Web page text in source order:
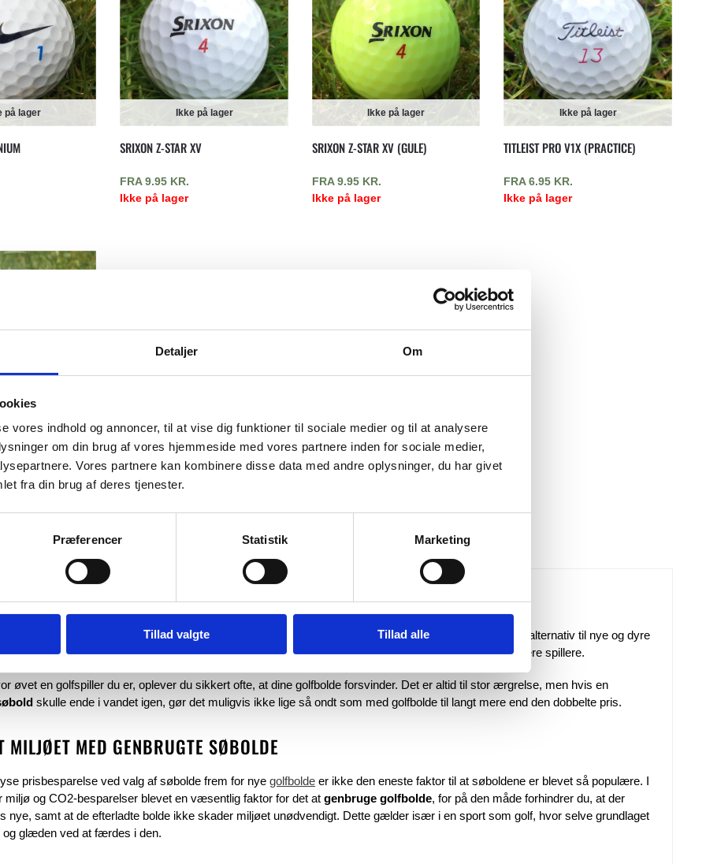
Detaljer Om
vores indhold og annoncer, til at vise dig funktioner til sociale medier og til at analysere
om din brug af vores hjemmeside med vores partnere inden for sociale medier,
Vores partnere kan kombinere disse data med andre oplysninger, du har givet
fra din brug af deres tjenester.
Præferencer Statistik Marketing
Tillad valgte Tillad alle
på lager Ikke på lager
SRIXON Z-STAR XV
FRA 9.95 KR.
Ikke på lager
Ikke på lager
SRIXON Z-STAR XV (GULE)
FRA 9.95 KR.
Ikke på lager
Ikke på lager
TITLEIST PRO V1X (PRACTICE)
FRA 6.95 KR.
Ikke på lager
på lager
MED DEN BEDSTE KVALITET
af golfspillere over hele verden har virkeligt fået øjnene op for at benytte søbolde . Disse søbolde er et alternativ til nye og dyre
kvaliteten stadig er helt i top. På den måde kan en ellers dyr sport gøres mere fremkommelig for flere spillere.
øvet en golfspiller du er, oplever du sikkert ofte, at dine golfbolde forsvinder. Det er altid til stor ærgrelse, men hvis en
skulle ende i vandet igen, gør det muligvis ikke lige så ondt som med golfbolde til langt mere end den dobbelte pris.
MILJØET MED GENBRUGTE SØBOLDE
prisbesparelse ved valg af søbolde frem for nye golfboldeer ikke den eneste faktor til at søboldene er blevet så populære. I
miljø og CO2-besparelser blevet en væsentlig faktor for det at genbruge golfbolde, for på den måde forhindrer du, at der
nye, samt at de efterladte bolde ikke skader miljøet unødvendigt. Dette gælder især i en sport som golf, hvor selve grundlaget
og glæden ved at færdes i den.